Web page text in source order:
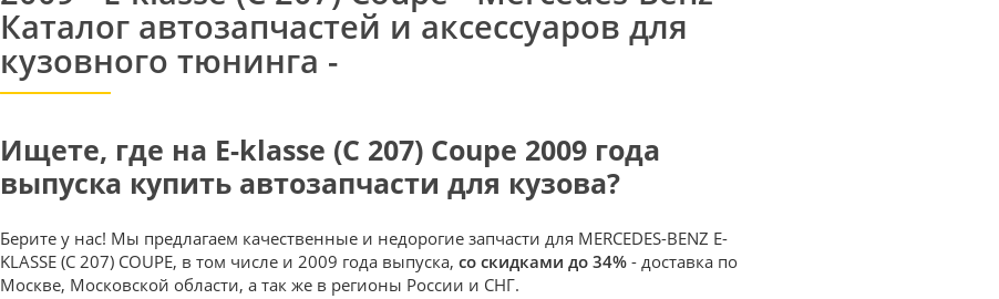
Каталог автозапчастей и аксессуаров для
кузовного тюнинга -
Ищете, где на E-klasse (C 207) Coupe 2009 года
выпуска купить автозапчасти для кузова?
Берите у нас! Мы предлагаем качественные и недорогие запчасти для MERCEDES-BENZ E-
KLASSE (C 207) COUPE, в том числе и 2009 года выпуска, со скидками до 34% - доставка по
Москве, Московской области, а так же в регионы России и СНГ.